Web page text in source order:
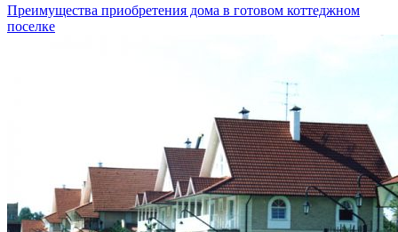
Преимущества приобретения дома в готовом коттеджном
поселке